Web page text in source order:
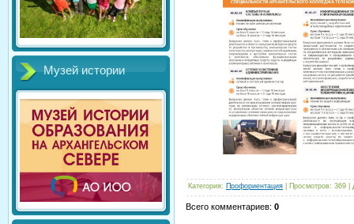
Музей истории
Категория: Профориентация Просмотров: 369
Всего комментариев: 0